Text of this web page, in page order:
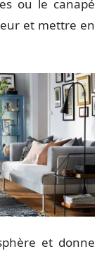
ou le canapé
et mettre en
et donne